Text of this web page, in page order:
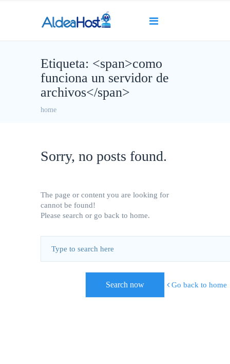
Etiqueta: <span>como
funciona un servidor de
archivos</span>
home
Sorry, no posts found.
The page or content you are looking for
cannot be found!
Please search or go back to home.
Go back to home